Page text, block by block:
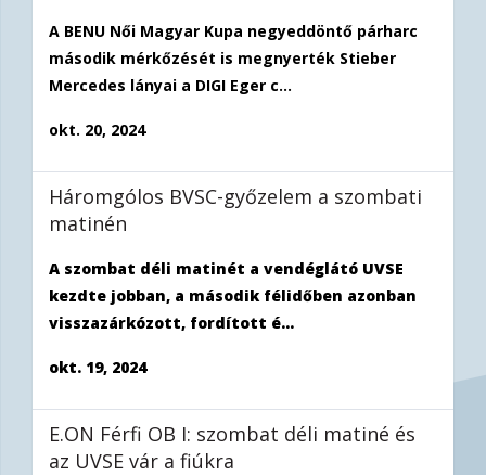
A BENU Női Magyar Kupa negyeddöntő párharc
második mérkőzését is megnyerték Stieber
Mercedes lányai a DIGI Eger c...
okt. 20, 2024
Háromgólos BVSC-győzelem a szombati
matinén
A szombat déli matinét a vendéglátó UVSE
kezdte jobban, a második félidőben azonban
visszazárkózott, fordított é...
okt. 19, 2024
E.ON Férfi OB I: szombat déli matiné és
az UVSE vár a fiúkra